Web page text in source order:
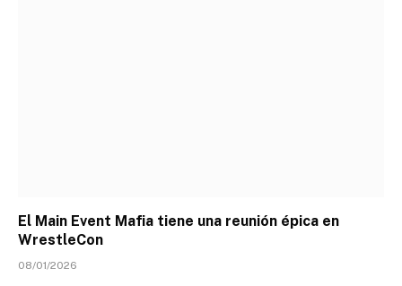
El Main Event Mafia tiene una reunión épica en
WrestleCon
08/01/2026